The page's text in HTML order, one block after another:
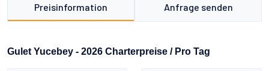
Preisinformation Anfrage senden
Gulet Yucebey - 2026 Charterpreise / Pro Tag